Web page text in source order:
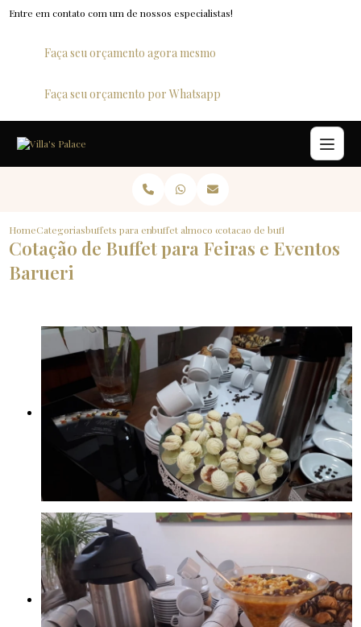
Entre em contato com um de nossos especialistas!
Faça seu orçamento agora mesmo
Faça seu orçamento por Whatsapp
HomeCategoriasbuffets para empresasbuffet almoco corporativocotacao de buffet para feiras e
Cotação de Buffet para Feiras e Eventos
Barueri